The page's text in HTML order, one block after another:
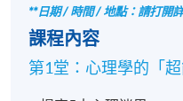
**日期 / 時間 / 地點：請打開
課程內容
第1堂：心理學的「